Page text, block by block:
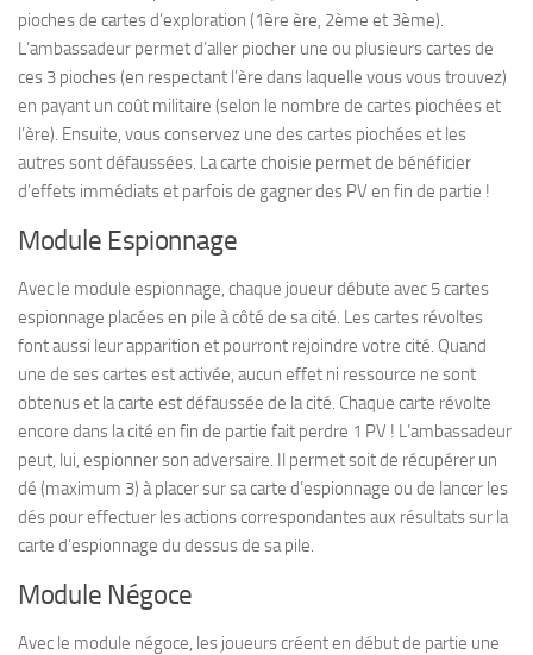
pioches de cartes d’exploration (1ère ère, 2ème et 3ème).
L’ambassadeur permet d’aller piocher une ou plusieurs cartes de
ces 3 pioches (en respectant l’ère dans laquelle vous vous trouvez)
en payant un coût militaire (selon le nombre de cartes piochées et
l’ère). Ensuite, vous conservez une des cartes piochées et les
autres sont défaussées. La carte choisie permet de bénéficier
d’effets immédiats et parfois de gagner des PV en fin de partie !
Module Espionnage
Avec le module espionnage, chaque joueur débute avec 5 cartes
espionnage placées en pile à côté de sa cité. Les cartes révoltes
font aussi leur apparition et pourront rejoindre votre cité. Quand
une de ses cartes est activée, aucun effet ni ressource ne sont
obtenus et la carte est défaussée de la cité. Chaque carte révolte
encore dans la cité en fin de partie fait perdre 1 PV ! L’ambassadeur
peut, lui, espionner son adversaire. Il permet soit de récupérer un
dé (maximum 3) à placer sur sa carte d’espionnage ou de lancer les
dés pour effectuer les actions correspondantes aux résultats sur la
carte d’espionnage du dessus de sa pile.
Module Négoce
Avec le module négoce, les joueurs créent en début de partie une